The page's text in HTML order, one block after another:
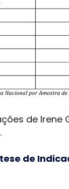
de Irene
de